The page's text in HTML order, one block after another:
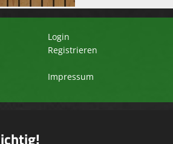
Login
Registrieren
Impressum